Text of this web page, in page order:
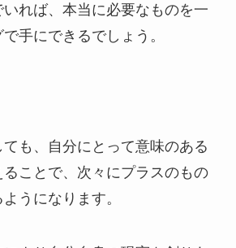
れば、本当に必要なものを一
手にできるでしょう。
も、自分にとって意味のある
ことで、次々にプラスのもの
うになります。